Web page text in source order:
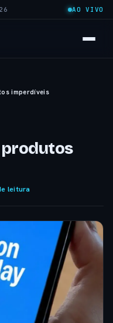
AO VIVO
imperdíveis
produtos
leitura